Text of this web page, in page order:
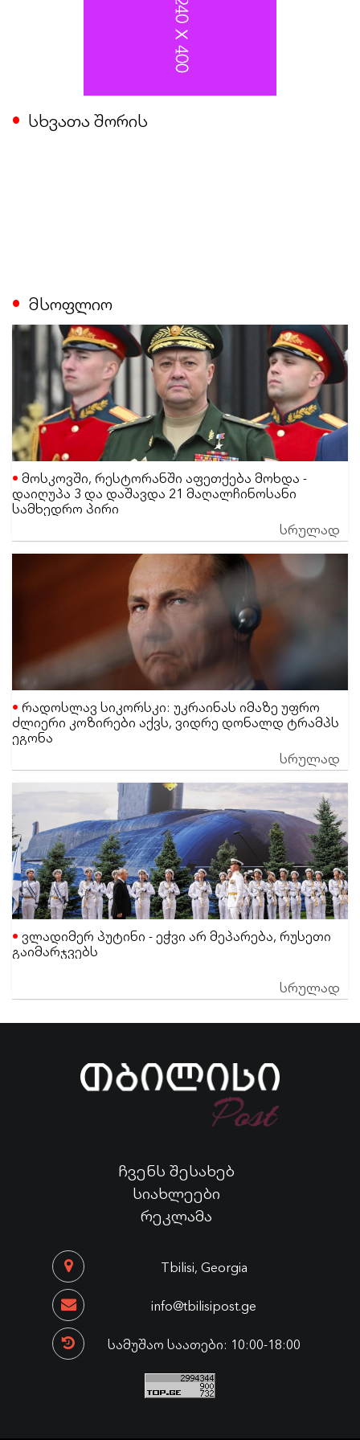
სხვათა შორის
მსოფლიო
მოსკოვში, რესტორანში აფეთქება მოხდა -
დაიღუპა 3 და დაშავდა 21 მაღალჩინოსანი
სამხედრო პირი
სრულად
რადოსლავ სიკორსკი: უკრაინას იმაზე უფრო
ძლიერი კოზირები აქვს, ვიდრე დონალდ ტრამპს
ეგონა
სრულად
ვლადიმერ პუტინი - ეჭვი არ მეპარება, რუსეთი
გაიმარჯვებს
სრულად
ჩვენს შესახებ
სიახლეები
რეკლამა
Tbilisi, Georgia
info@tbilisipost.ge
სამუშაო საათები: 10:00-18:00